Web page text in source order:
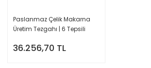
Paslanmaz Çelik Makarna
Üretim Tezgahı | 6 Tepsili
36.256,70 TL